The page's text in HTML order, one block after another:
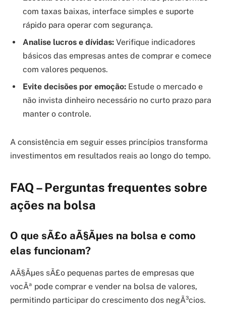
com taxas baixas, interface simples e suporte
rápido para operar com segurança.
Analise lucros e dívidas: Verifique indicadores
básicos das empresas antes de comprar e comece
com valores pequenos.
Evite decisões por emoção: Estude o mercado e
não invista dinheiro necessário no curto prazo para
manter o controle.
A consistência em seguir esses princípios transforma
investimentos em resultados reais ao longo do tempo.
FAQ – Perguntas frequentes sobre
ações na bolsa
O que sÃ£o aÃ§Ãµes na bolsa e como
elas funcionam?
AÃ§Ãµes sÃ£o pequenas partes de empresas que
vocÃª pode comprar e vender na bolsa de valores,
permitindo participar do crescimento dos negÃ³cios.